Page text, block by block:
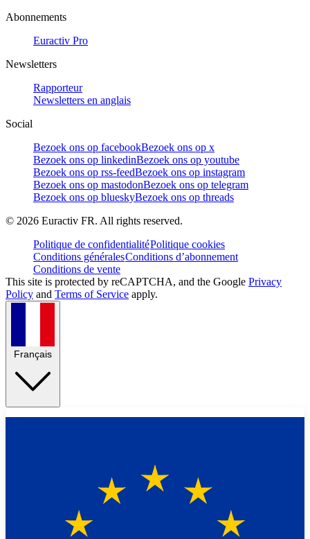
Abonnements
Euractiv Pro
Newsletters
Rapporteur
Newsletters en anglais
Social
Bezoek ons op facebookBezoek ons op x
Bezoek ons op linkedinBezoek ons op youtube
Bezoek ons op rss-feedBezoek ons op instagram
Bezoek ons op mastodonBezoek ons op telegram
Bezoek ons op blueskyBezoek ons op threads
© 2026 Euractiv FR. All rights reserved.
Politique de confidentialitéPolitique cookies
Conditions généralesConditions d’abonnement
Conditions de vente
This site is protected by reCAPTCHA, and the Google Privacy
Policy and Terms of Service apply.
Français